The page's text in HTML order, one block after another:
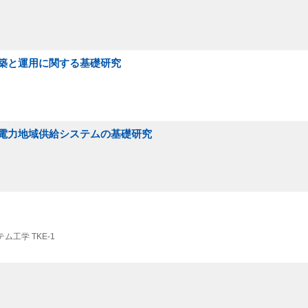
と運用に関する基礎研究
力地域供給システムの基礎研究
ム工学 TKE-1